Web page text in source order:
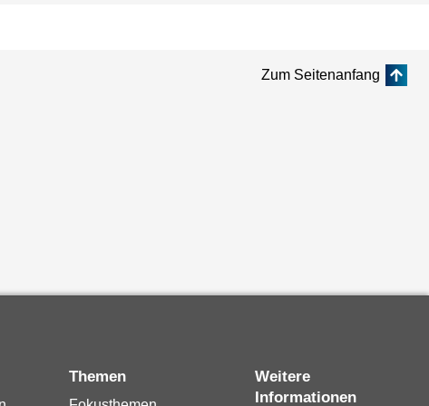
Zum Seitenanfang
Themen
Weitere
Informationen